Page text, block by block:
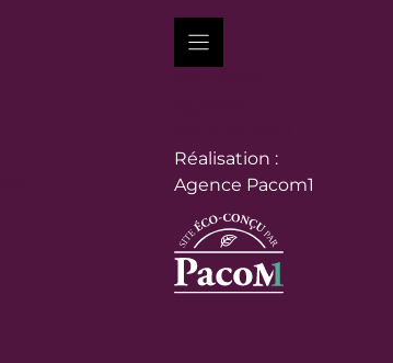
Réalisation :
Agence Pacom1